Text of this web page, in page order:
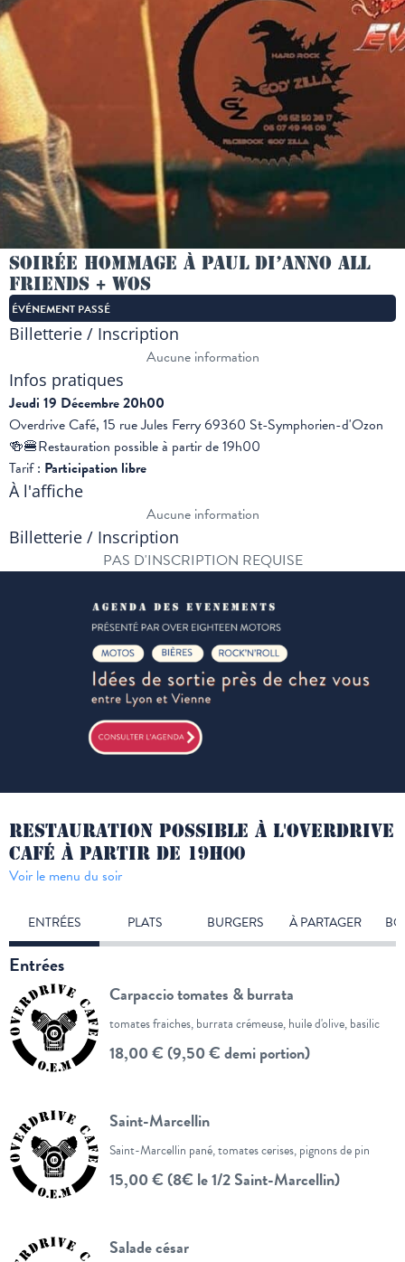
Soirée hommage à Paul Di’Anno All
friends + WOS
ÉVÉNEMENT PASSÉ
Billetterie / Inscription
Aucune information
Infos pratiques
Jeudi 19 Décembre 20h00
Overdrive Café, 15 rue Jules Ferry 69360 St-Symphorien-d'Ozon
🍻🍔Restauration possible à partir de 19h00
Tarif : Participation libre
À l'affiche
Aucune information
Billetterie / Inscription
PAS D'INSCRIPTION REQUISE
RESTAURATION POSSIBLE À L'OVERDRIVE
CAFÉ À PARTIR DE 19H00
Voir le menu du soir
ENTRÉES PLATS BURGERS À PARTAGER
Entrées
Carpaccio tomates & burrata
tomates fraiches, burrata crémeuse, huile d'olive, basilic
18,00 € (9,50 € demi portion)
Saint-Marcellin
Saint-Marcellin pané, tomates cerises, pignons de pin
15,00 € (8€ le 1/2 Saint-Marcellin)
Salade césar